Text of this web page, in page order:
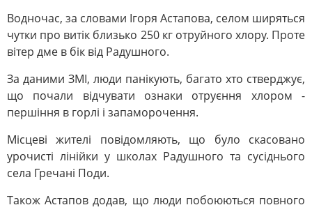
Водночас, за словами Ігоря Астапова, селом ширяться
чутки про витік близько 250 кг отруйного хлору. Проте
вітер дме в бік від Радушного.
За даними ЗМІ, люди панікують, багато хто стверджує,
що почали відчувати ознаки отруєння хлором -
першіння в горлі і запаморочення.
Місцеві жителі повідомляють, що було скасовано
урочисті лінійки у школах Радушного та сусіднього
села Гречані Поди.
Також Астапов додав, що люди побоюються повного